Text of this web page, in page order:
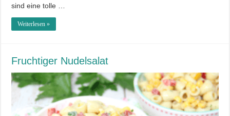
sind eine tolle …
Weiterlesen »
Fruchtiger Nudelsalat